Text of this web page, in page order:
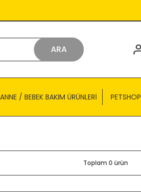
ARA
ANNE / BEBEK BAKIM ÜRÜNLERİ PETSHOP
Toplam 0 ürün